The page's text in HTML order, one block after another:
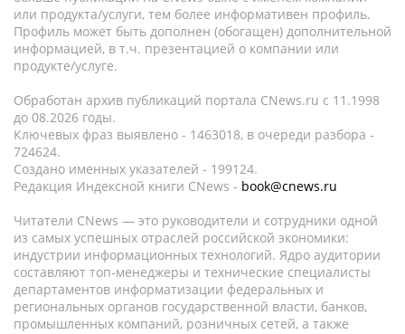
или продукта/услуги, тем более информативен профиль.
Профиль может быть дополнен (обогащен) дополнительной
информацией, в т.ч. презентацией о компании или
продукте/услуге.
Обработан архив публикаций портала CNews.ru c 11.1998
до 08.2026 годы.
Ключевых фраз выявлено - 1463018, в очереди разбора -
724624.
Создано именных указателей - 199124.
Редакция Индексной книги CNews - book@cnews.ru
Читатели CNews — это руководители и сотрудники одной
из самых успешных отраслей российской экономики:
индустрии информационных технологий. Ядро аудитории
составляют топ-менеджеры и технические специалисты
департаментов информатизации федеральных и
региональных органов государственной власти, банков,
промышленных компаний, розничных сетей, а также